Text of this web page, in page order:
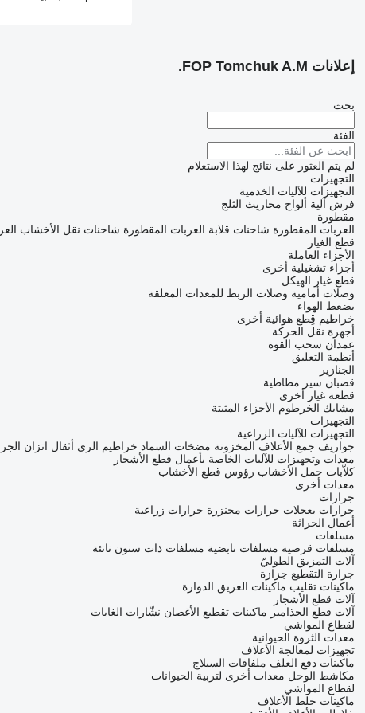
إعلانات FOP Tomchuk A.M.
بحث
الفئة
لم يتم العثور على نتائج لهذا الاستعلام
التجهيزات
التجهيزات للآليات الخدمية
فرش آلية ألواح محاريث الثلج
مقطورة
العربات المقطورة شاحنات قلابة العربات المقطورة شاحنات نقل الأخشاب
قطع الغيار
الأجزاء العاملة
أجزاء تشغيلية أخرى
قطع غيار الهيكل
وصلات أمامية وصلات الربط للمعدات المعلقة
بضغط الهواء
خراطيم قِطع هوائية أخرى
أجهزة نقل الحركة
عمدان سحب القوة
أنظمة التعليق
الجنازير
قضبان سير مطاطية
قطعة غيار أخرى
مشابك الخرطوم الأجزاء المثبتة
التجهيزات
التجهيزات للآليات الزراعية
جواريف جمع الأعلاف المخزونة مضخات السماد خراطيم الري أثقال اتزان
معدات وتجهيزات للآليات الخاصة بأعمال قطع الأشجار
كلاّبات حمل الأخشاب رؤوس قطع الأخشاب
معدات أخرى
جرارات
جرارات بعجلات جرارات مجنزرة جرارات زراعية
أعمال الحراثة
مسلفات
مسلفات قرصية مسلفات نابضية مسلفات ذات سنون ناتئة
آلات التمزيق الطوليّ
جرارة التقطيع جزازة
ماكينات تقليب ماكينات العزيق الدوارة
آلات قطع الأشجار
آلات قطع الجذامير ماكينات تقطيع الأغصان نشّارات الغابات
لقطاع المواشي
معدات الثروة الحيوانية
تجهيزات لمعالجة الأعلاف
ماكينات دفع العلف ملفافات السيلاج
مكاشط الوحل معدات أخرى لتربية الحيوانات
لقطاع المواشي
ماكينات خلط الأعلاف